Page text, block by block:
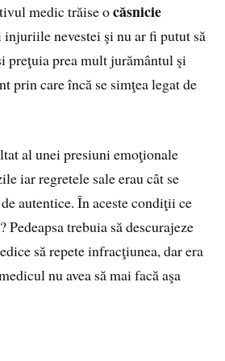
medic trăise ocăsnicie
injuriile nevestei şi nu ar fi putut să
preţuia prea mult jurământul şi
prin care încă se simţea legat de
al unei presiuni emoţionale
iar regretele sale erau cât se
autentice. În aceste condiţii ce
Pedeapsa trebuia să descurajeze
să repete infracţiunea, dar era
nu avea să mai facă aşa